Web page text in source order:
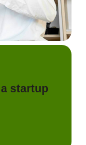
startup